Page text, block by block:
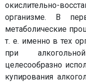
окислительно-
организме. В
метаболические
т. е. именно в тех
при
целесообразно
купирования